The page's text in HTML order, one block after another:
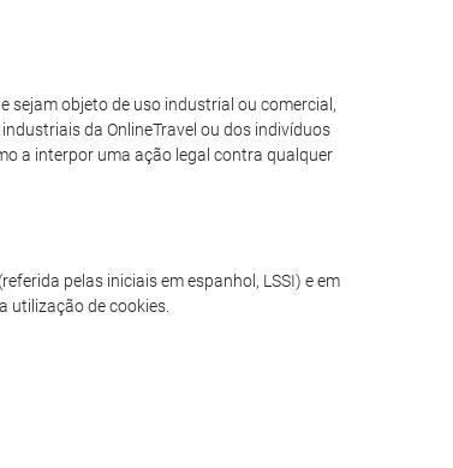
sejam objeto de uso industrial ou comercial,
da OnlineTravel ou dos indivíduos
a interpor uma ação legal contra qualquer
pelas iniciais em espanhol, LSSI) e em
utilização de cookies.